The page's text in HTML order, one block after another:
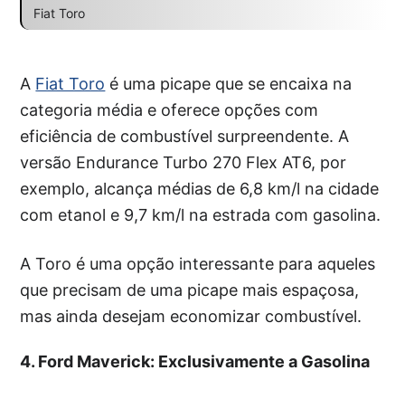
Fiat Toro
A Fiat Toro é uma picape que se encaixa na
categoria média e oferece opções com
eficiência de combustível surpreendente. A
versão Endurance Turbo 270 Flex AT6, por
exemplo, alcança médias de 6,8 km/l na cidade
com etanol e 9,7 km/l na estrada com gasolina.
A Toro é uma opção interessante para aqueles
que precisam de uma picape mais espaçosa,
mas ainda desejam economizar combustível.
4. Ford Maverick: Exclusivamente a Gasolina